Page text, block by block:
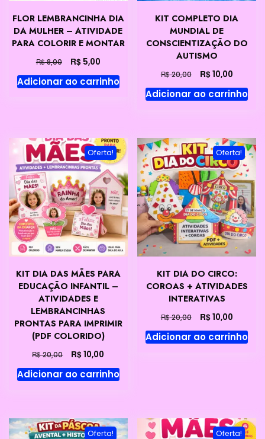
FLOR LEMBRANCINHA DIA
DA MULHER – ATIVIDADE
PARA COLORIR E MONTAR
R$8,00
preço
original
R$5,00O
preço
atual
Adicionar ao carrinho
KIT COMPLETO DIA
MUNDIAL DE
CONSCIENTIZAÇÃO DO
AUTISMO
R$20,00
preço
original
R$10,00O
preço
atual
Adicionar ao carrinho
Oferta!
KIT DIA DAS MÃES PARA
EDUCAÇÃO INFANTIL –
ATIVIDADES E
LEMBRANCINHAS
PRONTAS PARA IMPRIMIR
(PDF COLORIDO)
R$20,00
preço
original
R$10,00
preço
atual
Adicionar ao carrinho
Oferta!
KIT DIA DO CIRCO:
COROAS + ATIVIDADES
INTERATIVAS
R$20,00
preço
original
R$10,00O
preço
atual
Adicionar ao carrinho
Oferta! Oferta!